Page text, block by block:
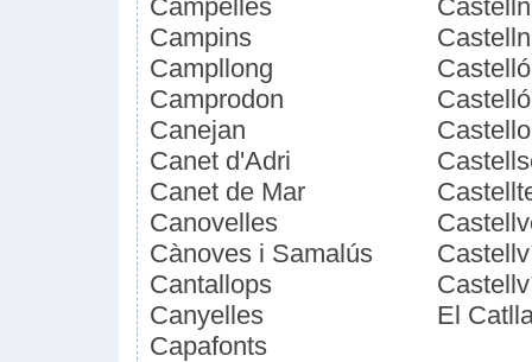
Campelles
Campins
Campllong
Camprodon
Canejan
Canet d'Adri
Canet de Mar
Canovelles
Cànoves i Samalús
Cantallops
Canyelles
Capafonts
El